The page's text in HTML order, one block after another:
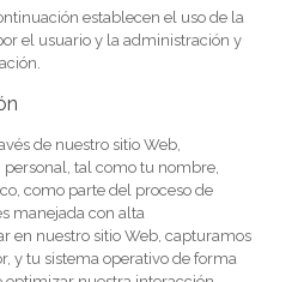
establecen el uso de la
el usuario y la administración y
de nuestro sitio Web,
tal como tu nombre,
como parte del proceso de
manejada con alta
en nuestro sitio Web, capturamos
y tu sistema operativo de forma